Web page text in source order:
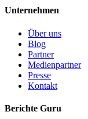
Unternehmen
Über uns
Blog
Partner
Medienpartner
Presse
Kontakt
Berichte Guru